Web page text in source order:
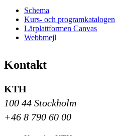
Schema
Kurs- och programkatalogen
Lärplattformen Canvas
Webbmejl
Kontakt
KTH
100 44 Stockholm
+46 8 790 60 00